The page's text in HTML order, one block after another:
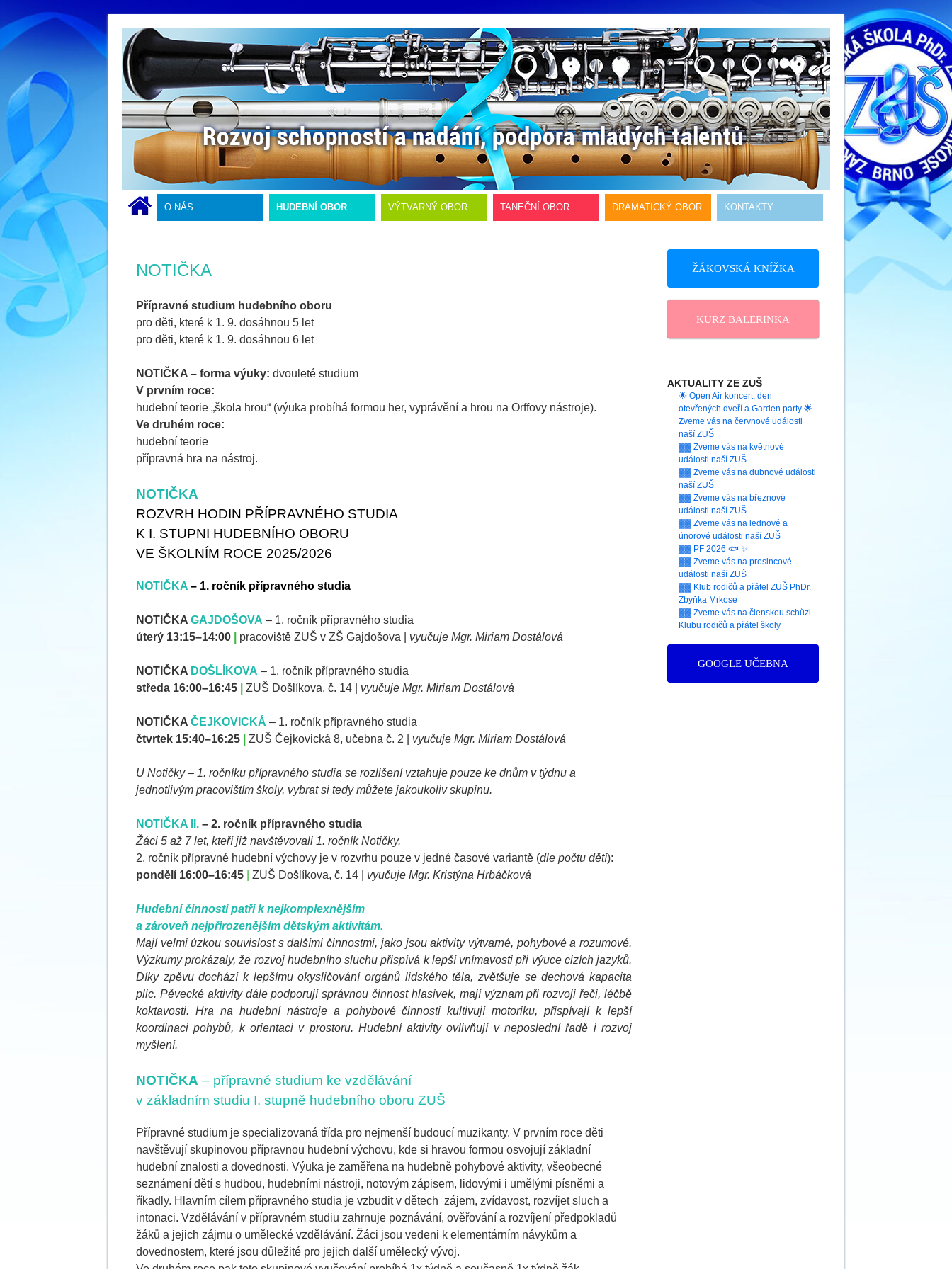
O NÁS HUDEBNÍ OBOR VÝTVARNÝ OBOR TANEČNÍ OBOR DRAMATICKÝ OBOR KONTAKTY
NOTIČKA
Přípravné studium hudebního oboru
pro děti, které k 1. 9. dosáhnou 5 let
pro děti, které k 1. 9. dosáhnou 6 let
NOTIČKA – forma výuky: dvouleté studium
V prvním roce:
hudební teorie „škola hrou“ (výuka probíhá formou her, vyprávění a hrou na Orffovy nástroje).
Ve druhém roce:
hudební teorie
přípravná hra na nástroj.
NOTIČKA
ROZVRH HODIN PŘÍPRAVNÉHO STUDIA
K I. STUPNI HUDEBNÍHO OBORU
VE ŠKOLNÍM ROCE 2025/2026
NOTIČKA – 1. ročník přípravného studia
NOTIČKA GAJDOŠOVA – 1. ročník přípravného studia
úterý 13:15–14:00
pracoviště ZUŠ v ZŠ Gajdošova | vyučuje Mgr. Miriam Dostálová
NOTIČKA DOŠLÍKOVA – 1. ročník přípravného studia
středa 16:00–16:45
ZUŠ Došlíkova, č. 14 | vyučuje Mgr. Miriam Dostálová
NOTIČKA ČEJKOVICKÁ – 1. ročník přípravného studia
čtvrtek 15:40–16:25
ZUŠ Čejkovická 8, učebna č. 2 | vyučuje Mgr. Miriam Dostálová
U Notičky – 1. ročníku přípravného studia se rozlišení vztahuje pouze ke dnům v týdnu a
jednotlivým pracovištím školy, vybrat si tedy můžete jakoukoliv skupinu.
NOTIČKA II. – 2. ročník přípravného studia
Žáci 5 až 7 let, kteří již navštěvovali 1. ročník Notičky.
2. ročník přípravné hudební výchovy je v rozvrhu pouze v jedné časové variantě (dle počtu dětí):
pondělí 16:00–16:45
ZUŠ Došlíkova, č. 14 | vyučuje Mgr. Kristýna Hrbáčková
Hudební činnosti patří k nejkomplexnějším
a zároveň nejpřirozenějším dětským aktivitám.
Mají velmi úzkou souvislost s dalšími činnostmi, jako jsou aktivity výtvarné, pohybové a rozumové.
Výzkumy prokázaly, že rozvoj hudebního sluchu přispívá k lepší vnímavosti při výuce cizích jazyků.
Díky zpěvu dochází k lepšímu okysličování orgánů lidského těla, zvětšuje se dechová kapacita
plic. Pěvecké aktivity dále podporují správnou činnost hlasivek, mají význam při rozvoji řeči, léčbě
koktavosti. Hra na hudební nástroje a pohybové činnosti kultivují motoriku, přispívají k lepší
koordinaci pohybů, k orientaci v prostoru. Hudební aktivity ovlivňují v neposlední řadě i rozvoj
myšlení.
NOTIČKA – přípravné studium ke vzdělávání
v základním studiu I. stupně hudebního oboru ZUŠ
Přípravné studium je specializovaná třída pro nejmenší budoucí muzikanty. V prvním roce děti
navštěvují skupinovou přípravnou hudební výchovu, kde si hravou formou osvojují základní
hudební znalosti a dovednosti. Výuka je zaměřena na hudebně pohybové aktivity, všeobecné
seznámení dětí s hudbou, hudebními nástroji, notovým zápisem, lidovými i umělými písněmi a
říkadly. Hlavním cílem přípravného studia je vzbudit v dětech zájem, zvídavost, rozvíjet sluch a
intonaci. Vzdělávání v přípravném studiu zahrnuje poznávání, ověřování a rozvíjení předpokladů
žáků a jejich zájmu o umělecké vzdělávání. Žáci jsou vedeni k elementárním návykům a
dovednostem, které jsou důležité pro jejich další umělecký vývoj.
ŽÁKOVSKÁ KNÍŽKA
KURZ BALERINKA
AKTUALITY ZE ZUŠ
🌟 Open Air koncert, den
otevřených dveří a Garden party 🌟
Zveme vás na červnové události
naší ZUŠ
▓▓ Zveme vás na květnové
události naší ZUŠ
▓▓ Zveme vás na dubnové události
naší ZUŠ
▓▓ Zveme vás na březnové
události naší ZUŠ
▓▓ Zveme vás na lednové a
únorové události naší ZUŠ
▓▓ PF 2026 🐟 ✨
▓▓ Zveme vás na prosincové
události naší ZUŠ
▓▓ Klub rodičů a přátel ZUŠ PhDr.
Zbyňka Mrkose
▓▓ Zveme vás na členskou schůzi
Klubu rodičů a přátel školy
GOOGLE UČEBNA